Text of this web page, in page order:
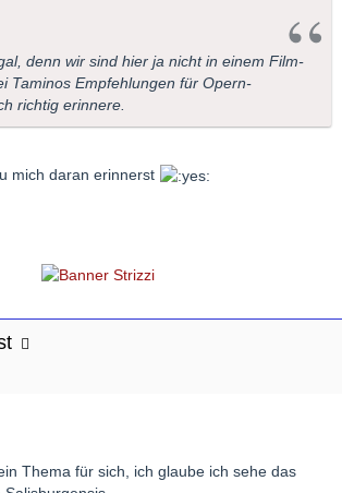
denn wir sind hier ja nicht in einem Film-
Taminos Empfehlungen für Opern-
richtig erinnere.
mich daran erinnerst
Thema für sich, ich glaube ich sehe das